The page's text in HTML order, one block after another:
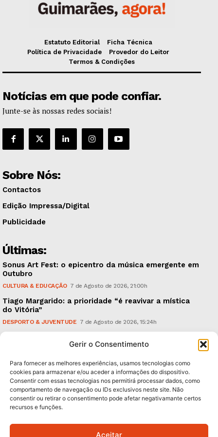
Gerir o Consentimento
Para fornecer as melhores experiências, usamos tecnologias como
cookies para armazenar e/ou aceder a informações do dispositivo.
Consentir com essas tecnologias nos permitirá processar dados, como
comportamento de navegação ou IDs exclusivos neste site. Não
consentir ou retirar o consentimento pode afetar negativamante certos
recursos e funções.
Aceitar
Estatuto Editorial
Ficha Técnica
Política de Privacidade
Provedor do Leitor
Termos & Condições
Notícias em que pode confiar.
Junte-se às nossas redes sociais!
Sobre Nós:
Contactos
Edição Impressa/Digital
Publicidade
Últimas:
Sonus Art Fest: o epicentro da música emergente em
Outubro
CULTURA & EDUCAÇÃO 7 de Agosto de 2026, 21:00h
Tiago Margarido: a prioridade “é reavivar a mística
do Vitória”
DESPORTO & JUVENTUDE 7 de Agosto de 2026, 15:24h
caudais e antecipa situações de risco
Subscreva Newsletter: